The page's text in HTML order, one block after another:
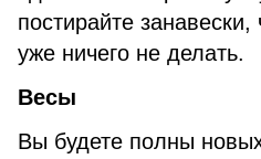
постирайте
уже ничего не делать.
Весы
Вы будете полны